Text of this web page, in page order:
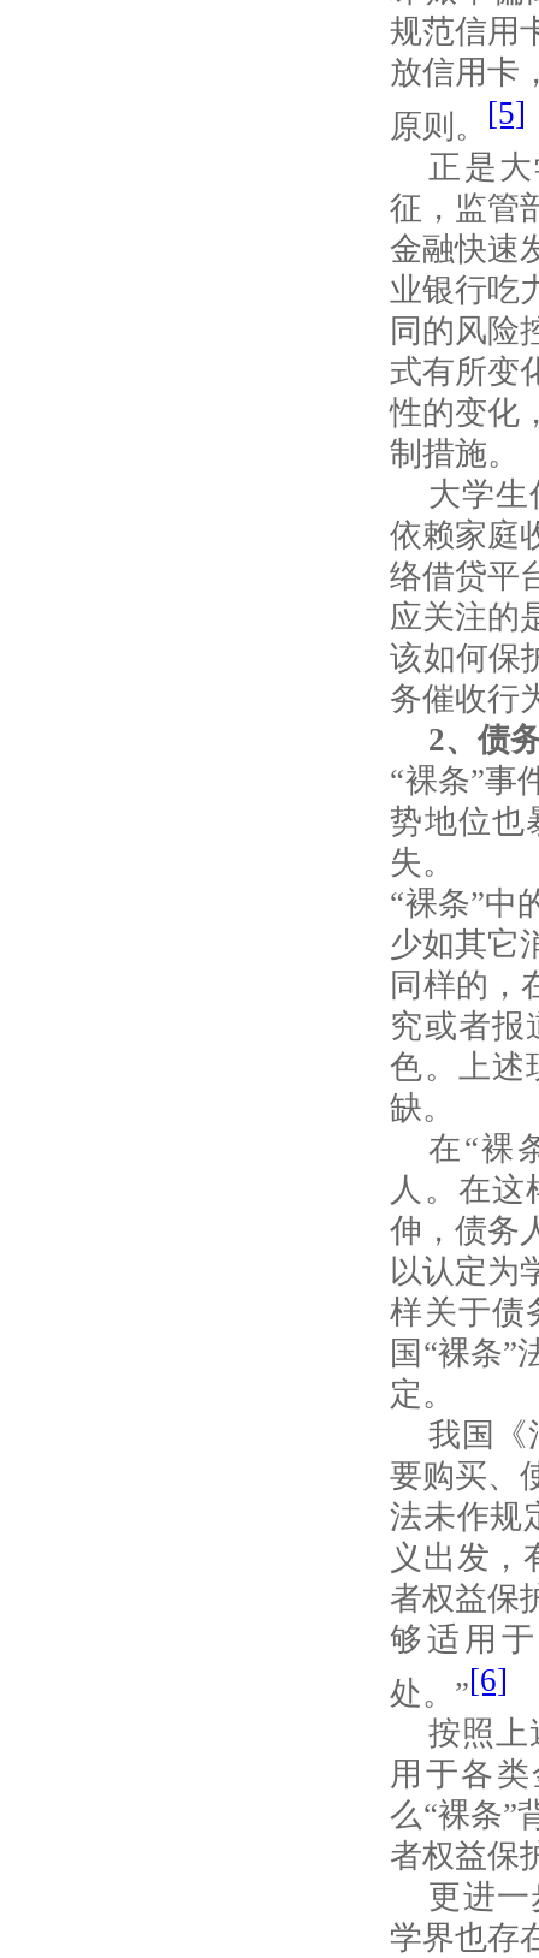
规范信用
放信用卡
原则。 [5]
正是
征，监管
金融快速
业银行吃
同的风险
式有所变
性的变化
制措施。
大学生
依赖家庭
络借贷平
应关注的
该如何保
务催收行
2、债
“裸条”事
势地位也
失。
“裸条”中
少如其它
同样的，
究或者报
色。上述
缺。
在“裸
人。在
伸，债务
以认定为
样关于债
国“裸条”
定。
我国《
要购买、
法未作规
义出发，
者权益保
够适用
处。”[6]
按照上
用于各
么“裸条”
者权益保
更进一
学界也存